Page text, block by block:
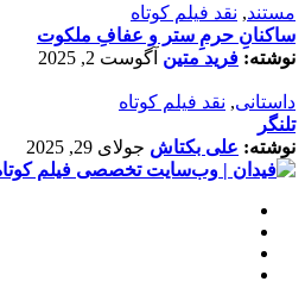
مستند, نقد فیلم کوتاه
ساکنانِ حرمِ ستر و عفافِ ملکوت
نوشته: فرید متین آگوست 2, 2025
داستانی, نقد فیلم کوتاه
تلنگر
نوشته: علی بکتاش جولای 29, 2025